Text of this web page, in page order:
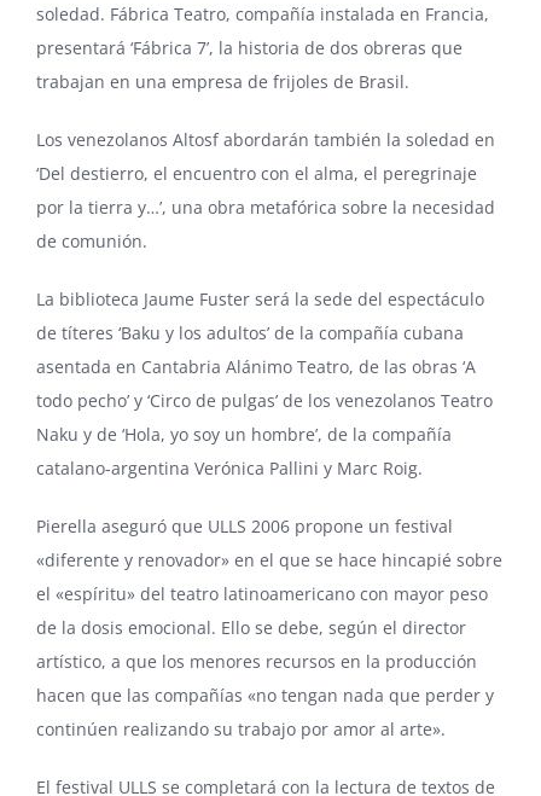
soledad. Fábrica Teatro, compañía instalada en Francia,
presentará ‘Fábrica 7’, la historia de dos obreras que
trabajan en una empresa de frijoles de Brasil.
Los venezolanos Altosfabordarán también la soledad en
‘Del destierro, el encuentro con el alma, el peregrinaje
por la tierra y…’, una obra metafórica sobre la necesidad
de comunión.
La biblioteca Jaume Fuster será la sede del espectáculo
de títeres ‘Baku y los adultos’ de la compañía cubana
asentada en Cantabria Alánimo Teatro, de las obras ‘A
todo pecho’ y ‘Circo de pulgas’ de los venezolanos Teatro
Naku y de ‘Hola, yo soy un hombre’, de la compañía
catalano-argentina Verónica Pallini y Marc Roig.
Pierella aseguró que ULLS 2006 propone un festival
«diferente y renovador» en el que se hace hincapié sobre
el «espíritu» del teatro latinoamericano con mayor peso
de la dosis emocional. Ello se debe, según el director
artístico, a que los menores recursos en la producción
hacen que las compañías «no tengan nada que perder y
continúen realizando su trabajo por amor al arte».
El festival ULLS se completará con la lectura de textos de